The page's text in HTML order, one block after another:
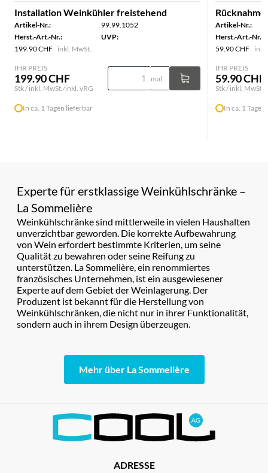
Installation Weinkühler freistehend
Artikel-Nr.:
99.99.1052
Herst.-Art.-Nr.:
UVP:
199.90 CHF inkl. MwSt.
IHR PREIS
199.90 CHF
Stk / inkl. MwSt./inkl. vRG
mal
In ca. 1 Tagen lieferbar
Artikel-Nr.:
Herst.-Art.-Nr.:
59.90 CHF
IHR PREIS
59.90 CHF
Stk / inkl.
In ca. 1
Experte für erstklassige Weinkühlschränke –
La Sommelière
Weinkühlschränke sind mittlerweile in vielen Haushalten
unverzichtbar geworden. Die korrekte Aufbewahrung
von Wein erfordert bestimmte Kriterien, um seine
Qualität zu bewahren oder seine Reifung zu
unterstützen. La Sommelière, ein renommiertes
französisches Unternehmen, ist ein ausgewiesener
Experte auf dem Gebiet der Weinlagerung. Der
Produzent ist bekannt für die Herstellung von
Weinkühlschränken, die nicht nur in ihrer Funktionalität,
sondern auch in ihrem Design überzeugen.
Mehr über La Sommelière
ADRESSE